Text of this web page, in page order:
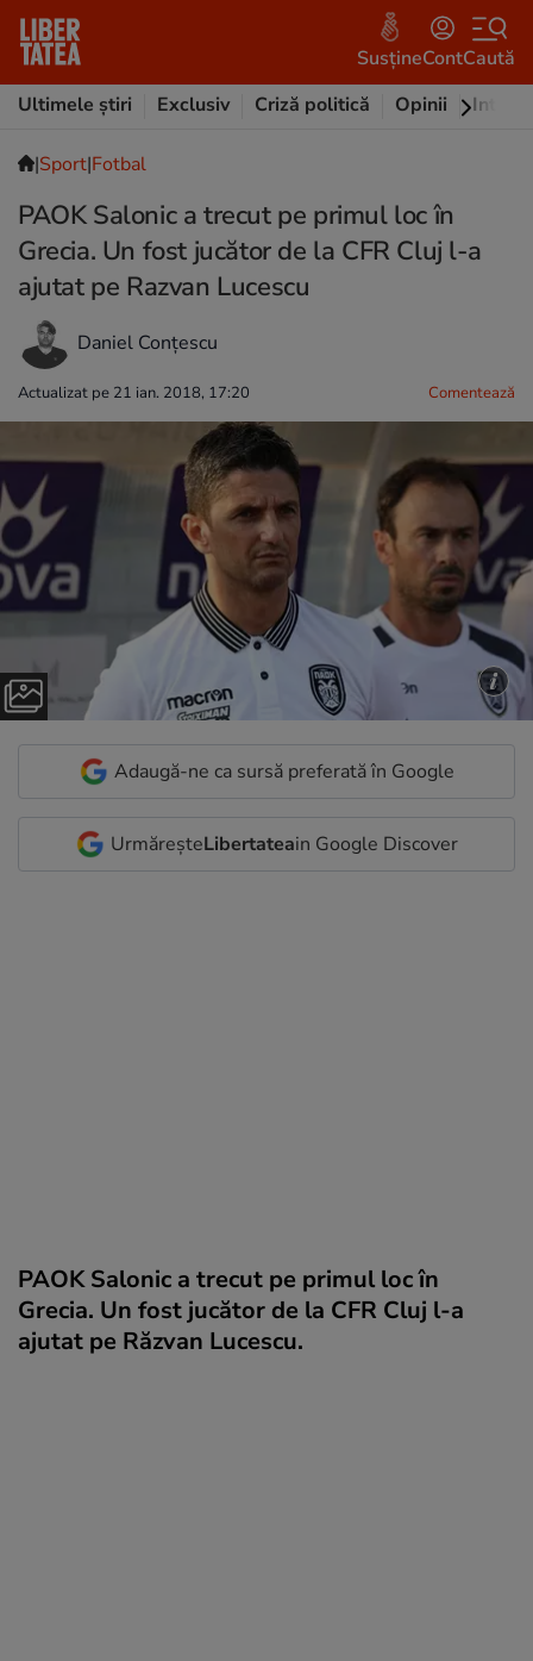
SusțineContCaută
Ultimele știri
Exclusiv Criză politică Opinii
|Sport|Fotbal
PAOK Salonic a trecut pe primul loc în
Grecia. Un fost jucător de la CFR Cluj l-a
ajutat pe Razvan Lucescu
Daniel Conțescu
Actualizat pe 21 ian. 2018, 17:20 Comentează
Adaugă-ne ca sursă preferată în Google
UrmăreșteLibertateain Google Discover
PAOK Salonic a trecut pe primul loc în
Grecia. Un fost jucător de la CFR Cluj l-a
ajutat pe Răzvan Lucescu.